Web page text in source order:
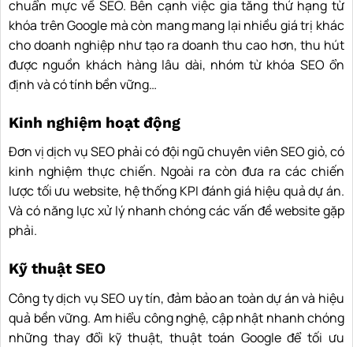
chuẩn mực về SEO. Bên cạnh việc gia tăng thứ hạng từ
khóa trên Google mà còn mang mang lại nhiều giá trị khác
cho doanh nghiệp như tạo ra doanh thu cao hơn, thu hút
được nguồn khách hàng lâu dài, nhóm từ khóa SEO ổn
định và có tính bền vững…
Kinh nghiệm hoạt động
Đơn vị dịch vụ SEO phải có đội ngũ chuyên viên SEO giỏ, có
kinh nghiệm thực chiến. Ngoài ra còn đưa ra các chiến
lược tối ưu website, hệ thống KPI đánh giá hiệu quả dự án.
Và có năng lực xử lý nhanh chóng các vấn đề website gặp
phải.
Kỹ thuật SEO
Công ty dịch vụ SEO uy tín, đảm bảo an toàn dự án và hiệu
quả bền vững. Am hiểu công nghệ, cập nhật nhanh chóng
những thay đổi kỹ thuật, thuật toán Google để tối ưu